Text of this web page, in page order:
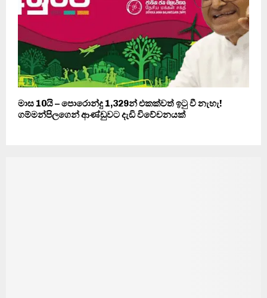
මාස 10යි – පොරොන්දු 1,329න් එකක්වත් ඉටු වී නැහැ!
ගම්මන්පිලගෙන් ආණ්ඩුවට දැඩි විවේචනයක්